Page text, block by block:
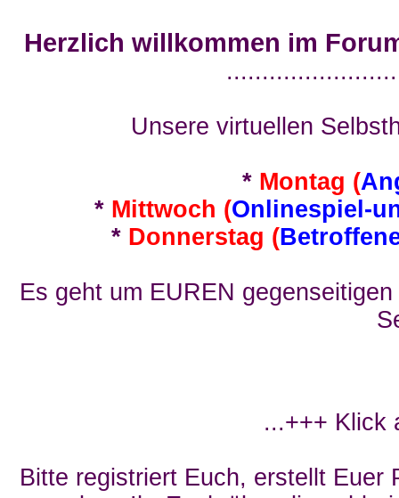
Herzlich willkommen im
Unsere virtuellen
* Montag (
* Mittwoch (Onlinespiel-
* Donnerstag (
Es geht um EUREN
...+++ Klick
Bitte registriert Euch, erstellt Euer